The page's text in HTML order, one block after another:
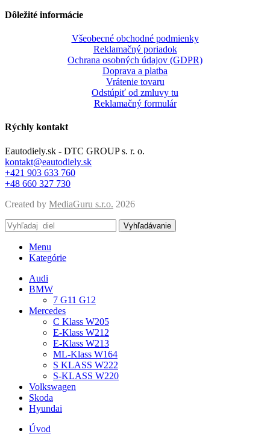
Dôležité informácie
Všeobecné obchodné podmienky
Reklamačný poriadok
Ochrana osobných údajov (GDPR)
Doprava a platba
Vrátenie tovaru
Odstúpiť od zmluvy tu
Reklamačný formulár
Rýchly kontakt
Eautodiely.sk - DTC GROUP s. r. o.
kontakt@eautodiely.sk
+421 903 633 760
+48 660 327 730
Created by MediaGuru s.r.o. 2026
Vyhľadávanie
Menu
Kategórie
Audi
BMW
7 G11 G12
Mercedes
C Klass W205
E-Klass W212
E-Klass W213
ML-Klass W164
S KLASS W222
S-KLASS W220
Volkswagen
Skoda
Hyundai
Úvod